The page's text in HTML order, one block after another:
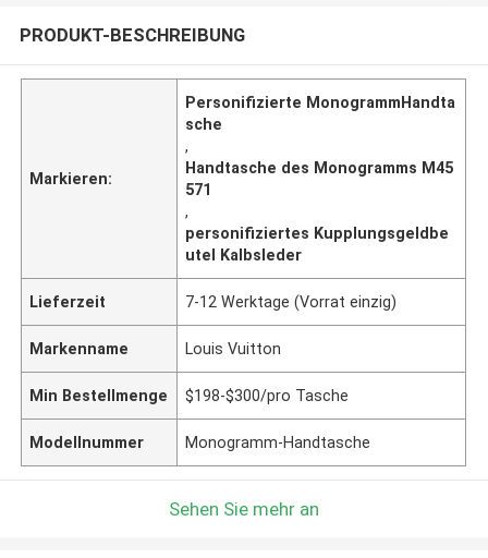
PRODUKT-BESCHREIBUNG
Markieren:
Personifizierte MonogrammHandta
sche
,
Handtasche des Monogramms M45
571
,
personifiziertes Kupplungsgeldbe
utel Kalbsleder
Lieferzeit 7-12 Werktage (Vorrat einzig)
Markenname Louis Vuitton
Min Bestellmenge $198-$300/pro Tasche
Modellnummer Monogramm-Handtasche
Sehen Sie mehr an